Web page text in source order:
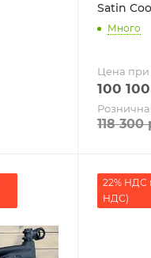
Satin
Много
Цена при
100 100
118 300
22% НДС
НДС)